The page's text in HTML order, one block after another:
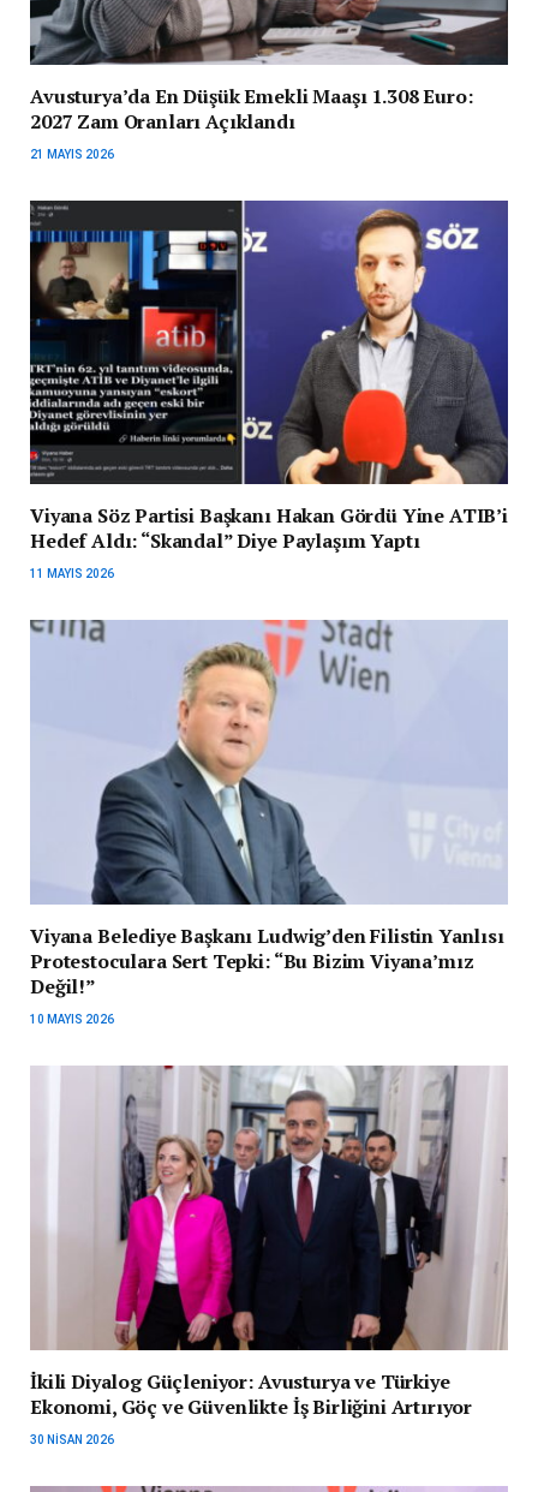
Avusturya’da En Düşük Emekli Maaşı 1.308 Euro:
2027 Zam Oranları Açıklandı
21 MAYIS 2026
Viyana Söz Partisi Başkanı Hakan Gördü Yine ATIB’i
Hedef Aldı: “Skandal” Diye Paylaşım Yaptı
11 MAYIS 2026
Viyana Belediye Başkanı Ludwig’den Filistin Yanlısı
Protestoculara Sert Tepki: “Bu Bizim Viyana’mız
Değil!”
10 MAYIS 2026
İkili Diyalog Güçleniyor: Avusturya ve Türkiye
Ekonomi, Göç ve Güvenlikte İş Birliğini Artırıyor
30 NISAN 2026